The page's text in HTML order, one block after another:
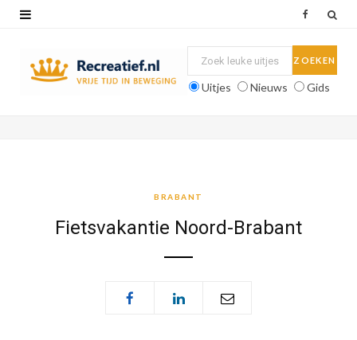
Uitjes Nieuws Gids
BRABANT
Fietsvakantie Noord-Brabant